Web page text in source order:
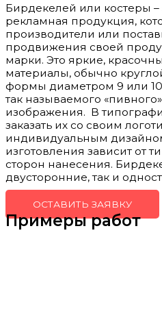
Бирдекелей или костеры
рекламная продукция,
производители или
продвижения своей
марки. Это яркие,
материалы, обычно
формы диаметром 9 или
так называемого
изображения. В
заказать их со своим
индивидуальным
изготовления зависит от
сторон нанесения.
двусторонние, так и
ОСТАВИТЬ ЗАЯВКУ
Примеры работ